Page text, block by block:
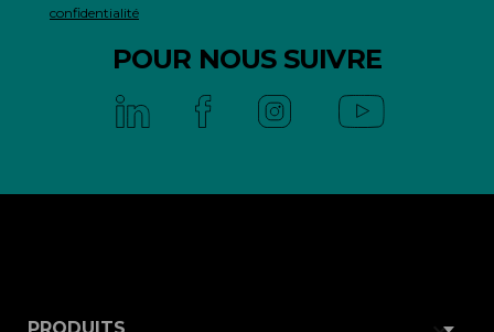
confidentialité
POUR NOUS SUIVRE